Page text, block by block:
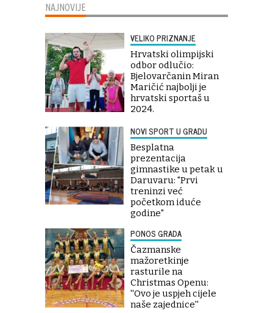
NAJNOVIJE
VELIKO PRIZNANJE
Hrvatski olimpijski
odbor odlučio:
Bjelovarčanin Miran
Maričić najbolji je
hrvatski sportaš u
2024.
NOVI SPORT U GRADU
Besplatna
prezentacija
gimnastike u petak u
Daruvaru: "Prvi
treninzi već
početkom iduće
godine"
PONOS GRADA
Čazmanske
mažoretkinje
rasturile na
Christmas Openu:
''Ovo je uspjeh cijele
naše zajednice''